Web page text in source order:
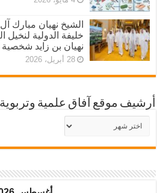
الشيخ نهيان مبارك
خليفة الدولية لنخيل
نهيان بن زايد شخصية
28 أبريل، 2026
أرشيف موقع آفاق علمية وتربوية
أرشيف
موقع
آفاق